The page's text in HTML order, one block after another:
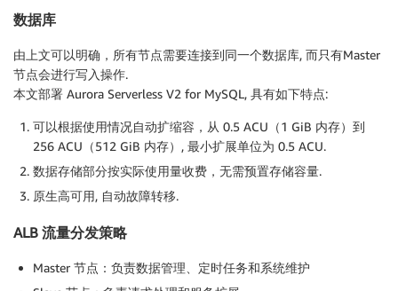
数据库
由上文可以明确，所有节点需要连接到同一个数据库, 而只有Master
节点会进行写入操作.
本文部署 Aurora Serverless V2 for MySQL, 具有如下特点:
可以根据使用情况自动扩缩容，从 0.5 ACU（1 GiB 内存）到
256 ACU（512 GiB 内存）, 最小扩展单位为 0.5 ACU.
数据存储部分按实际使用量收费，无需预置存储容量.
原生高可用, 自动故障转移.
ALB 流量分发策略
Master 节点：负责数据管理、定时任务和系统维护